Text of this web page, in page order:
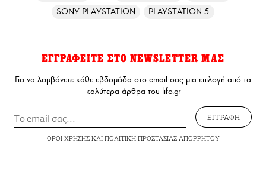
SONY PLAYSTATION
PLAYSTATION 5
ΕΓΓΡΑΦΕΙΤΕ ΣΤΟ NEWSLETTER ΜΑΣ
Για να λαμβάνετε κάθε εβδομάδα στο email σας μια επιλογή από τα
καλύτερα άρθρα του lifo.gr
ΕΓΓΡΑΦΗ
ΟΡΟΙ ΧΡΗΣΗΣΚΑΙ ΠΟΛΙΤΙΚΗ ΠΡΟΣΤΑΣΙΑΣ ΑΠΟΡΡΗΤΟΥ